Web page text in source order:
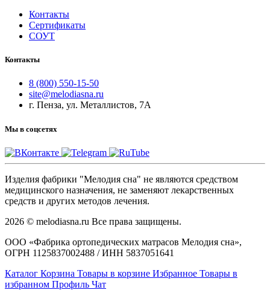
Контакты
Сертификаты
СОУТ
Контакты
8 (800) 550-15-50
site@melodiasna.ru
г. Пенза, ул. Металлистов, 7А
Мы в соцсетях
Изделия фабрики "Мелодия сна" не являются средством
медицинского назначения, не заменяют лекарственных
средств и других методов лечения.
2026 © melodiasna.ru Все права защищены.
ООО «Фабрика ортопедических матрасов Мелодия сна»,
ОГРН 1125837002488 / ИНН 5837051641
Каталог Корзина Товары в корзине Избранное Товары в
избранном Профиль Чат